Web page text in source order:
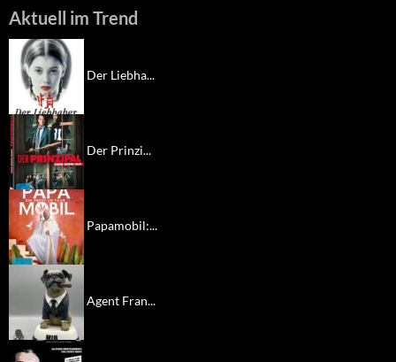
Aktuell im Trend
Der Liebha...
Der Prinzi...
Papamobil:...
Agent Fran...